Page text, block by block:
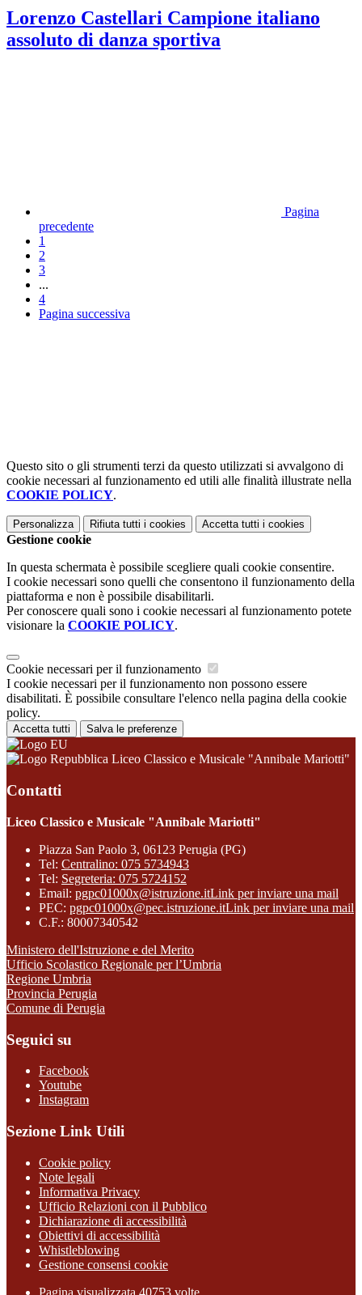
Lorenzo Castellari Campione italiano
assoluto di danza sportiva
Pagina
precedente
1
2
3
...
4
Pagina successiva
Questo sito o gli strumenti terzi da questo utilizzati si avvalgono di
cookie necessari al funzionamento ed utili alle finalità illustrate nella
COOKIE POLICY.
Personalizza Rifiuta tutti i cookies Accetta tutti i cookies
Gestione cookie
In questa schermata è possibile scegliere quali cookie consentire.
I cookie necessari sono quelli che consentono il funzionamento della
piattaforma e non è possibile disabilitarli.
Per conoscere quali sono i cookie necessari al funzionamento potete
visionare la COOKIE POLICY.
Cookie necessari per il funzionamento
I cookie necessari per il funzionamento non possono essere
disabilitati. È possibile consultare l'elenco nella pagina della cookie
policy.
Accetta tutti Salva le preferenze
Liceo Classico e Musicale "Annibale Mariotti"
Contatti
Liceo Classico e Musicale "Annibale Mariotti"
Piazza San Paolo 3, 06123 Perugia (PG)
Tel: Centralino: 075 5734943
Tel: Segreteria: 075 5724152
Email: pgpc01000x@istruzione.itLink per inviare una mail
PEC: pgpc01000x@pec.istruzione.itLink per inviare una mail
C.F.: 80007340542
Ministero dell'Istruzione e del Merito
Ufficio Scolastico Regionale per l’Umbria
Regione Umbria
Provincia Perugia
Comune di Perugia
Seguici su
Facebook
Youtube
Instagram
Sezione Link Utili
Cookie policy
Note legali
Informativa Privacy
Ufficio Relazioni con il Pubblico
Dichiarazione di accessibilità
Obiettivi di accessibilità
Whistleblowing
Gestione consensi cookie
Pagina visualizzata 40753 volte